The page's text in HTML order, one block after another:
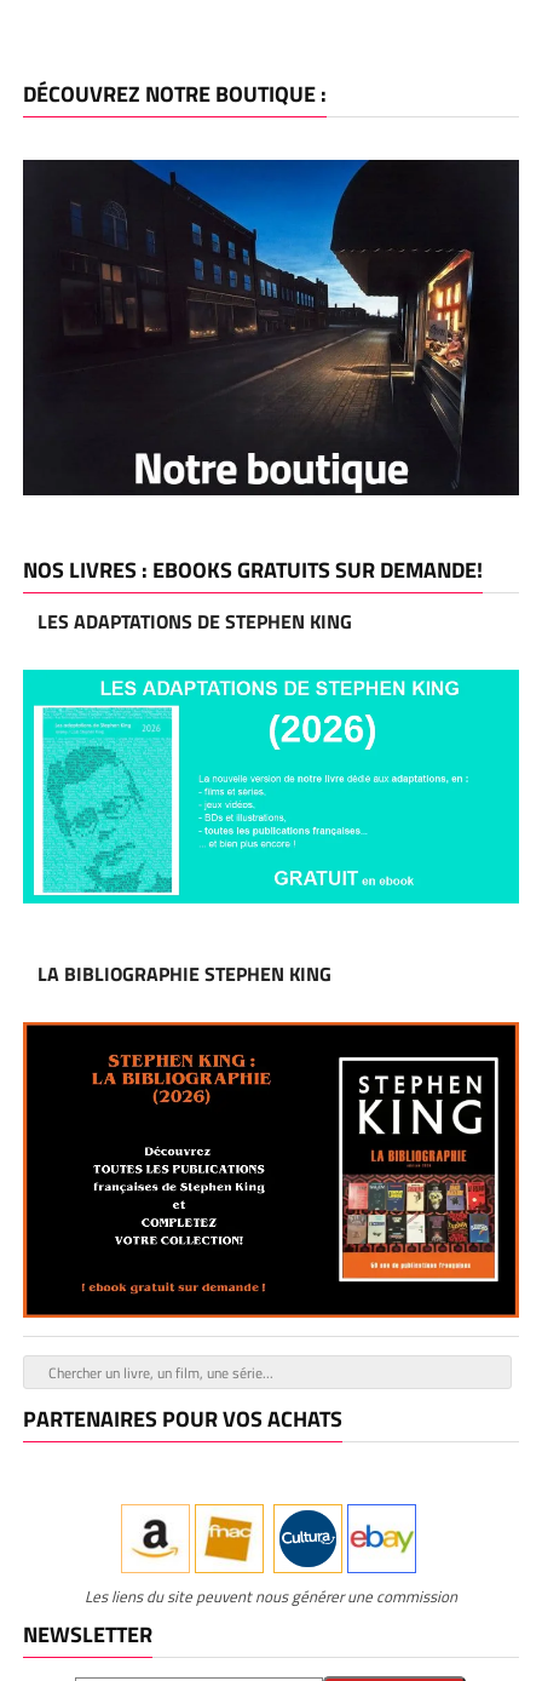
DÉCOUVREZ NOTRE BOUTIQUE :
NOS LIVRES : EBOOKS GRATUITS SUR DEMANDE!
LES ADAPTATIONS DE STEPHEN KING
LA BIBLIOGRAPHIE STEPHEN KING
PARTENAIRES POUR VOS ACHATS
Les liens du site peuvent nous générer une commission
NEWSLETTER